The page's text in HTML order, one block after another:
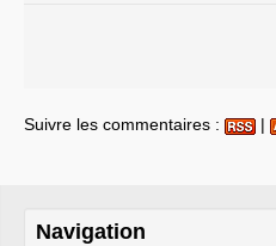
Suivre les commentaires : |
Navigation